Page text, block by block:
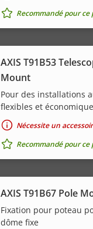
Recommandé pour ce
AXIS T91B53
Mount
Pour des installations
flexibles et
Nécessite un
Recommandé pour ce
AXIS T91B67 Pole
Fixation pour poteau
dôme fixe